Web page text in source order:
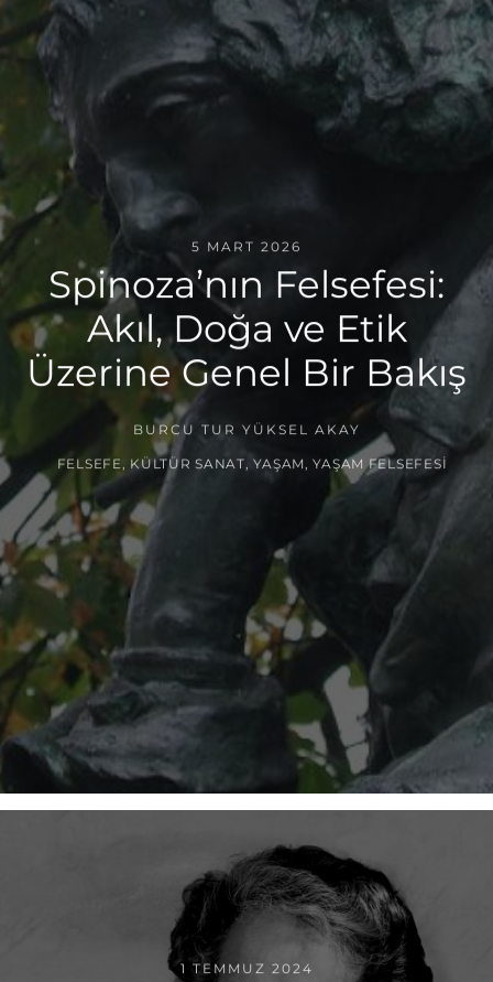
5 MART 2026
Spinoza’nın Felsefesi:
Akıl, Doğa ve Etik
Üzerine Genel Bir Bakış
BURCU TUR YÜKSEL AKAY
FELSEFE KÜLTÜR SANAT ,YAŞAM ,YAŞAM FELSEFESI
1 TEMMUZ 2024